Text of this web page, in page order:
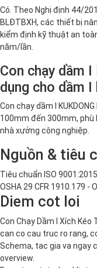
Có. Theo Nghị định 44/
BLĐTBXH, các thiết bị
kiểm định kỹ thuật an
năm/lần.
Con chạy dầm
dụng cho dầm
Con chạy dầm I
100mm đến 300mm,
nhà xưởng công nghiệp.
Nguồn & tiêu
Tiêu chuẩn ISO
OSHA 29 CFR 1910.179 -
Diem cot loi
Con Chạy Dầm I Xích Kéo
can co cau truc ro rang,
Schema, tac gia va ngay
overview.